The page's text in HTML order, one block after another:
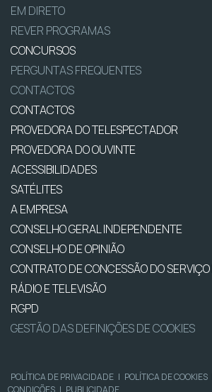
EM DIRETO
REVER PROGRAMAS
CONCURSOS
PERGUNTAS FREQUENTES
CONTACTOS
CONTACTOS
PROVEDORA DO TELESPECTADOR
PROVEDORA DO OUVINTE
ACESSIBILIDADES
SATÉLITES
A EMPRESA
CONSELHO GERAL INDEPENDENTE
CONSELHO DE OPINIÃO
CONTRATO DE CONCESSÃO DO
RÁDIO E TELEVISÃO
RGPD
GESTÃO DAS DEFINIÇÕES DE COOKIES
POLÍTICA DE PRIVACIDADE | POLÍTICA DE COOKIES